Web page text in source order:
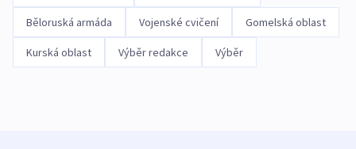
Běloruská armáda Vojenské cvičení Gomelská oblast
Kurská oblast Výběr redakce Výběr